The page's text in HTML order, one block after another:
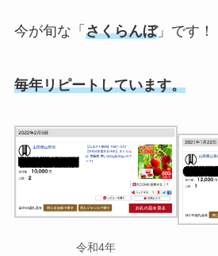
今が旬な「 さくらんぼ」です！
毎年リピートしています。
令和4年